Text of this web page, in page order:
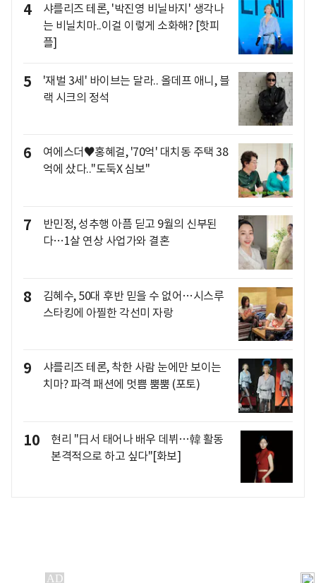
4
샤를리즈 테론, '박진영 비닐바지' 생각나
는 비닐치마..이걸 이렇게 소화해? [핫피
플]
5
'재벌 3세' 바이브는 달라.. 올데프 애니, 블
랙 시크의 정석
6
여에스더♥홍혜걸, '70억' 대치동 주택 38
억에 샀다.."도둑X 심보"
7
반민정, 성추행 아픔 딛고 9월의 신부된
다…1살 연상 사업가와 결혼
8
김혜수, 50대 후반 믿을 수 없어…시스루
스타킹에 아찔한 각선미 자랑
9
샤를리즈 테론, 착한 사람 눈에만 보이는
치마? 파격 패션에 멋쁨 뿜뿜 (포토)
10
현리 "日서 태어나 배우 데뷔…韓 활동
본격적으로 하고 싶다"[화보]